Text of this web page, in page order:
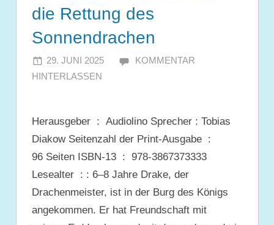
die Rettung des
Sonnendrachen
29. JUNI 2025 JULIA
KOMMENTAR
HINTERLASSEN
Herausgeber ‏ : ‎ Audiolino Sprecher‏ : ‎Tobias
Diakow Seitenzahl der Print-Ausgabe ‏ : ‎
96 Seiten ISBN-13 ‏ : ‎ 978-3867373333
Lesealter ‏ : ‎: 6–8 Jahre Drake, der
Drachenmeister, ist in der Burg des Königs
angekommen. Er hat Freundschaft mit